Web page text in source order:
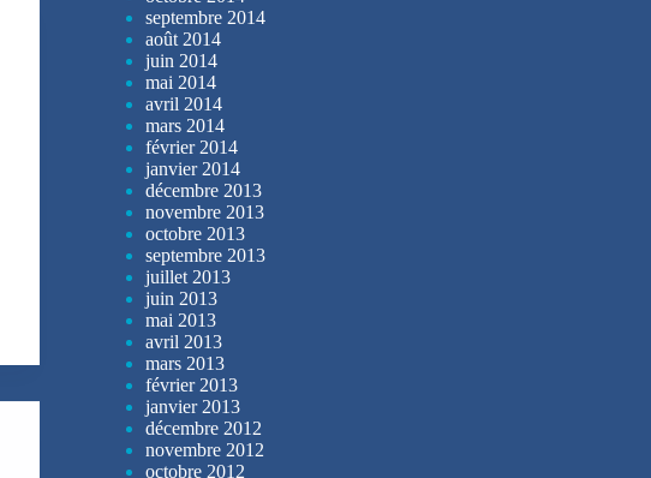
septembre 2014
août 2014
juin 2014
mai 2014
avril 2014
mars 2014
février 2014
janvier 2014
décembre 2013
novembre 2013
octobre 2013
septembre 2013
juillet 2013
juin 2013
mai 2013
avril 2013
mars 2013
février 2013
janvier 2013
décembre 2012
novembre 2012
octobre 2012